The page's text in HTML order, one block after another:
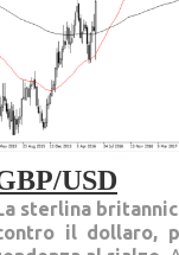
USD
sterlina
il dollaro,